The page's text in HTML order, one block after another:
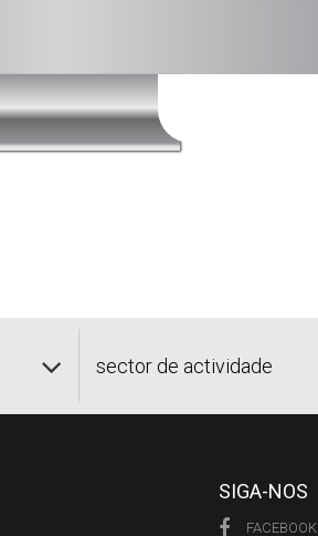
sector de actividade
SIGA-NOS
FACEBOOK